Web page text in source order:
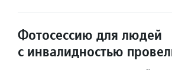
Фотосессию для людей
с инвалидностью